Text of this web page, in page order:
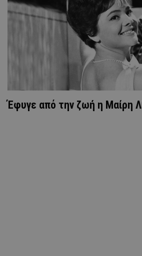
Έφυγε από την ζωή η Μαίρη